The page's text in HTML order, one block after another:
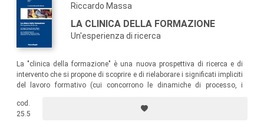
Riccardo Massa
LA CLINICA DELLA FORMAZIONE
Un'esperienza di ricerca
La "clinica della formazione" è una nuova prospettiva di ricerca e di
intervento che si propone di scoprire e di rielaborare i significati impliciti
del lavoro formativo (cui concorrono le dinamiche di processo, i
educativi che risultano agenti in qualunque situazione formativa).
cod.
25.5